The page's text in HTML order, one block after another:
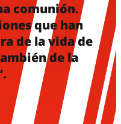
comunión.
que han
de la vida de
de la